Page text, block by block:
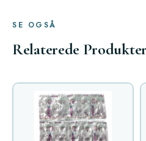
SE OGSÅ
Relaterede Produkter